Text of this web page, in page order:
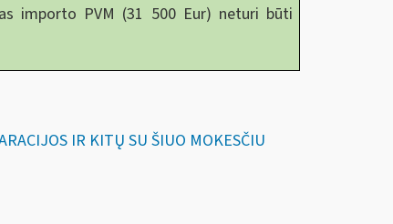
importo PVM (31 500 Eur) neturi būti
IR KITŲ SU ŠIUO MOKESČIU